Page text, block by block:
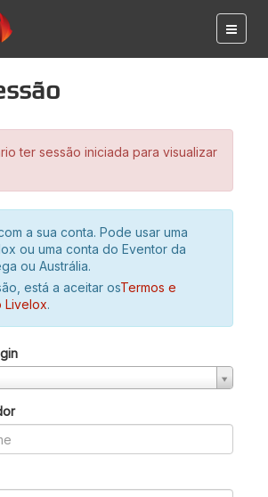
ter sessão iniciada para visualizar
a sua conta. Pode usar uma
ou uma conta do Eventor da
ou Austrália.
está a aceitar osTermos e
Livelox.